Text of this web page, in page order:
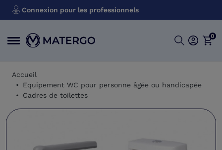
Connexion pour les professionnels
0
Accueil
Equipement WC pour personne âgée ou handicapée
Cadres de toilettes